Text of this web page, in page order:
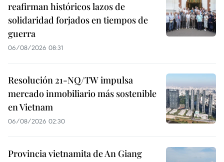
reafirman históricos lazos de
solidaridad forjados en tiempos de
guerra
06/08/2026 08:31
Resolución 21-NQ/TW impulsa
mercado inmobiliario más sostenible
en Vietnam
06/08/2026 02:30
Provincia vietnamita de An Giang